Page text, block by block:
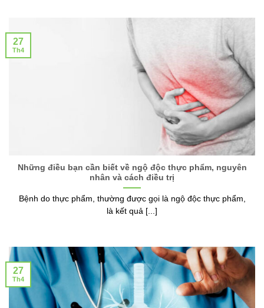
Những điều bạn cần biết về ngộ độc thực phẩm, nguyên
nhân và cách điều trị
Bệnh do thực phẩm, thường được gọi là ngộ độc thực phẩm,
là kết quả [...]
27
Th4
27
Th4